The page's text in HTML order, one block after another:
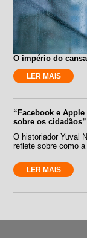
O império do
LER MAIS
“Facebook e
sobre os cidadãos”
O historiador Yuval
reflete sobre como
LER MAIS